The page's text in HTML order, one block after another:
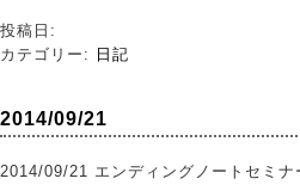
投稿日:
カテゴリー:
日記
2014/09/21
2014/09/21 エンディングノートセミナ